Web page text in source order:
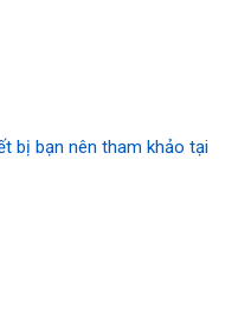
bị bạn nên tham khảo tại